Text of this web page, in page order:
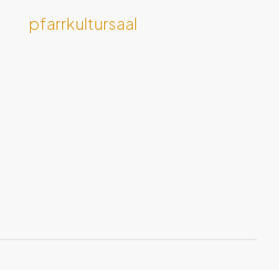
pfarrkultursaal